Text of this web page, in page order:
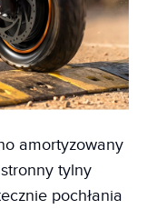
amortyzowany
tylny
pochłania